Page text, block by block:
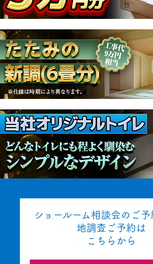
ショールーム相談会のご予
地調査ご予約は
こちらから